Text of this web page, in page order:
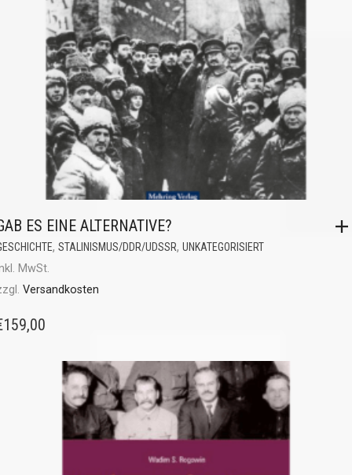
ES EINE ALTERNATIVE?
, STALINISMUS/DDR/UDSSR, UNKATEGORISIERT
MwSt.
Versandkosten
159,00